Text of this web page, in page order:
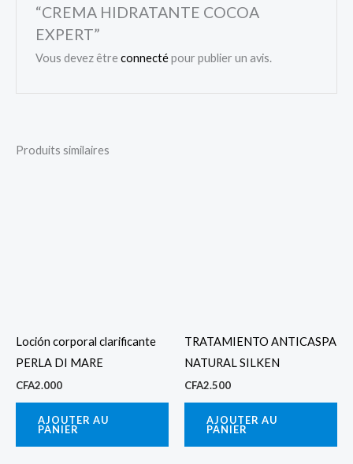
“CREMA HIDRATANTE COCOA
EXPERT”
Vous devez êtreconnectépour publier un avis.
Produits similaires
Loción corporal clarificante
PERLA DI MARE
CFA2.000
AJOUTER AU
PANIER
TRATAMIENTO ANTICASPA
NATURAL SILKEN
CFA2.500
AJOUTER AU
PANIER